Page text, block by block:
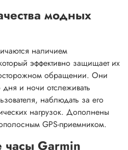
модных
наличием
эффективно защищает их
обращении. Они
и ночи отслеживать
наблюдать за его
нагрузок. Дополнены
GPS-приемником.
часы Garmin